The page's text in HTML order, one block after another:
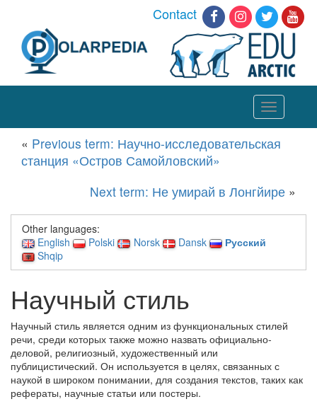
Contact
Toggle
navigation
« Previous term: Научно-исследовательская
станция «Остров Самойловский»
Next term: Не умирай в Лонгйире »
Other languages:
English
Polski Norsk Dansk
Русский
Shqip
Научный стиль
Научный стиль является одним из функциональных стилей
речи, среди которых также можно назвать официально-
деловой, религиозный, художественный или
публицистический. Он используется в целях, связанных с
наукой в широком понимании, для создания текстов, таких как
рефераты, научные статьи или постеры.